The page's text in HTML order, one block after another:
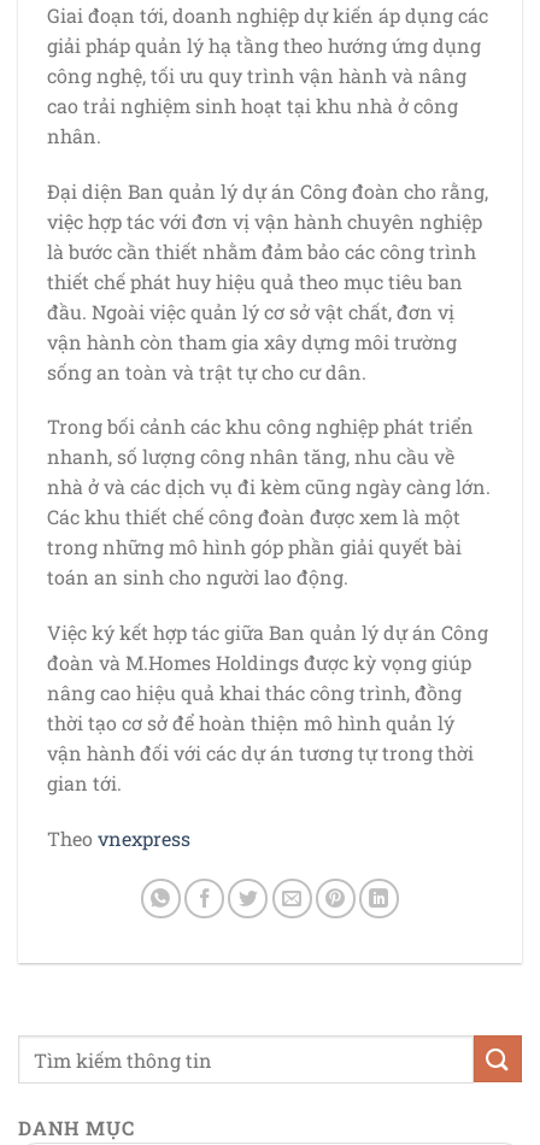
Giai đoạn tới, doanh nghiệp dự kiến áp dụng các
giải pháp quản lý hạ tầng theo hướng ứng dụng
công nghệ, tối ưu quy trình vận hành và nâng
cao trải nghiệm sinh hoạt tại khu nhà ở công
nhân.
Đại diện Ban quản lý dự án Công đoàn cho rằng,
việc hợp tác với đơn vị vận hành chuyên nghiệp
là bước cần thiết nhằm đảm bảo các công trình
thiết chế phát huy hiệu quả theo mục tiêu ban
đầu. Ngoài việc quản lý cơ sở vật chất, đơn vị
vận hành còn tham gia xây dựng môi trường
sống an toàn và trật tự cho cư dân.
Trong bối cảnh các khu công nghiệp phát triển
nhanh, số lượng công nhân tăng, nhu cầu về
nhà ở và các dịch vụ đi kèm cũng ngày càng lớn.
Các khu thiết chế công đoàn được xem là một
trong những mô hình góp phần giải quyết bài
toán an sinh cho người lao động.
Việc ký kết hợp tác giữa Ban quản lý dự án Công
đoàn và M.Homes Holdings được kỳ vọng giúp
nâng cao hiệu quả khai thác công trình, đồng
thời tạo cơ sở để hoàn thiện mô hình quản lý
vận hành đối với các dự án tương tự trong thời
gian tới.
Theo vnexpress
DANH MỤC